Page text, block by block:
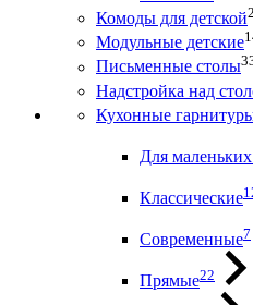
Комоды для детской
Модульные детские
Письменные столы
Надстройка над
Кухонные
Для
Классические
Современные7
Прямые22